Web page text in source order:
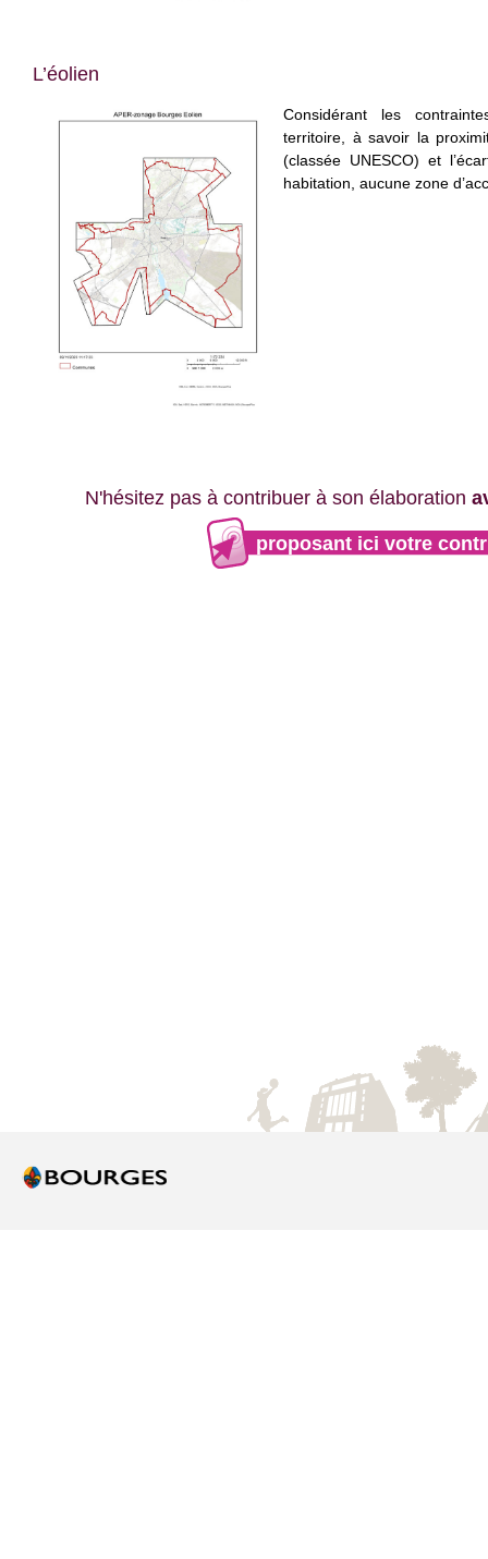
L’éolien
Considérant les
territoire, à savoir la
(classée UNESCO) et
habitation, aucune zone
N'hésitez pas à contribuer à son élaboration
proposant ici votre